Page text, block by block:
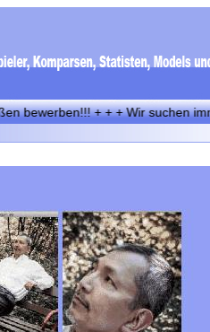
+ + + Wir suchen immer